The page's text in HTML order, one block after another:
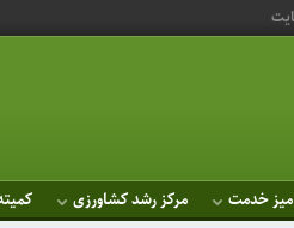
میز خدمت مرکز رشد کشاورزی